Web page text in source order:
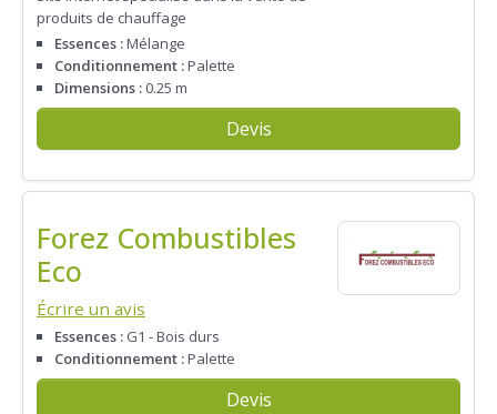
produits de chauffage
Essences :Mélange
Conditionnement :Palette
Dimensions : 0.25 m
Devis
Forez Combustibles
Eco
Écrire un avis
Essences : G1 - Bois durs
Conditionnement :Palette
Devis